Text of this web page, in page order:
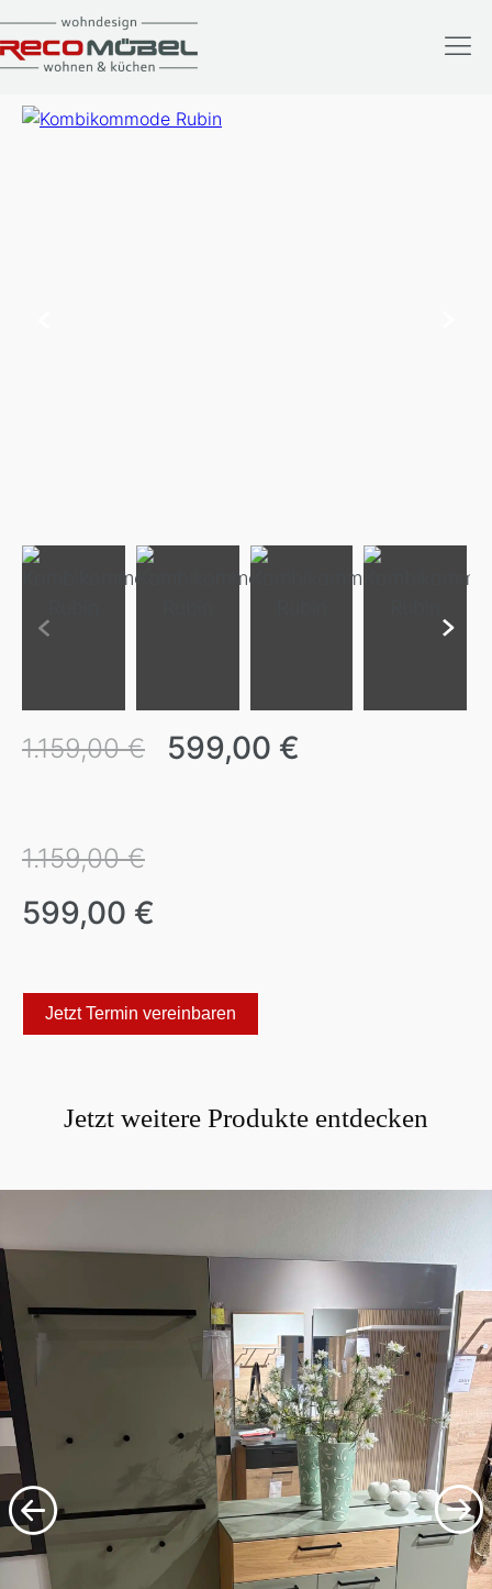
Kombikommode Rubin
Kategorie: Ausstellungsstücke
1.159,00 € 599,00 €
1.159,00 €
599,00 €
Jetzt Termin vereinbaren
Jetzt weitere Produkte entdecken